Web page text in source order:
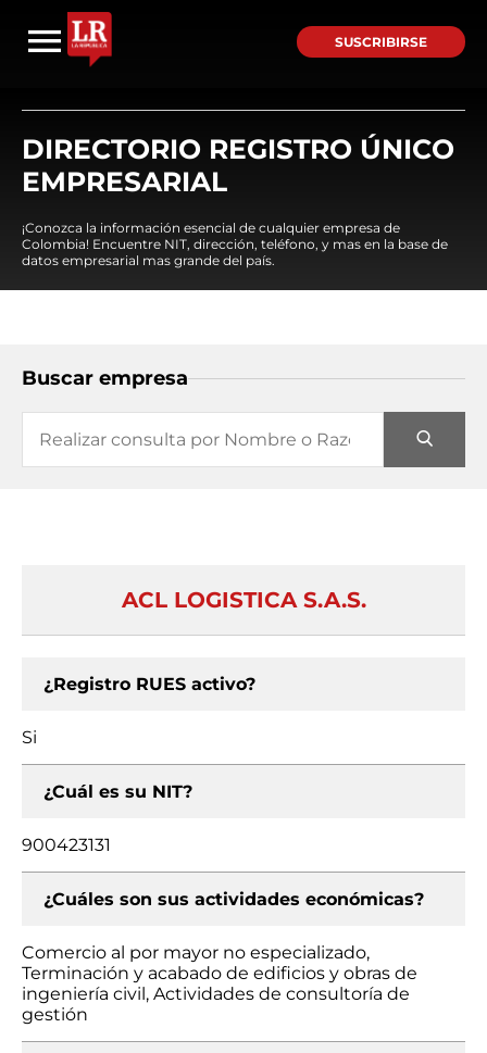
SUSCRIBIRSE
DIRECTORIO REGISTRO ÚNICO
EMPRESARIAL
¡Conozca la información esencial de cualquier empresa de
Colombia! Encuentre NIT, dirección, teléfono, y mas en la base de
datos empresarial mas grande del país.
Buscar empresa
ACL LOGISTICA S.A.S.
¿Registro RUES activo?
Si
¿Cuál es su NIT?
900423131
¿Cuáles son sus actividades económicas?
Comercio al por mayor no especializado,
Terminación y acabado de edificios y obras de
ingeniería civil, Actividades de consultoría de
gestión